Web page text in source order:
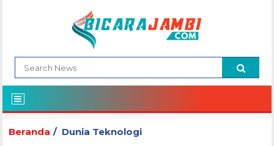
Beranda Dunia Teknologi